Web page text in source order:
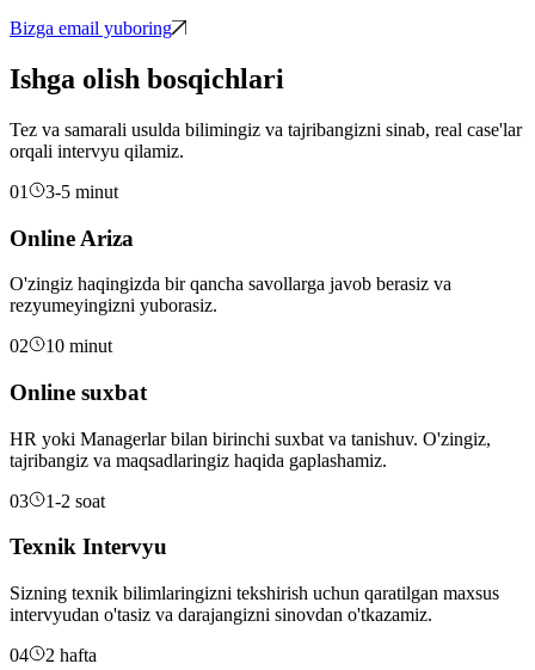
Bizga email yuboring
Ishga olish bosqichlari
Tez va samarali usulda bilimingiz va tajribangizni sinab, real case'lar
orqali intervyu qilamiz.
01
3-5 minut
Online Ariza
O'zingiz haqingizda bir qancha savollarga javob berasiz va
rezyumeyingizni yuborasiz.
02
10 minut
Online suxbat
HR yoki Managerlar bilan birinchi suxbat va tanishuv. O'zingiz,
tajribangiz va maqsadlaringiz haqida gaplashamiz.
03
1-2 soat
Texnik Intervyu
Sizning texnik bilimlaringizni tekshirish uchun qaratilgan maxsus
intervyudan o'tasiz va darajangizni sinovdan o'tkazamiz.
04
2 hafta